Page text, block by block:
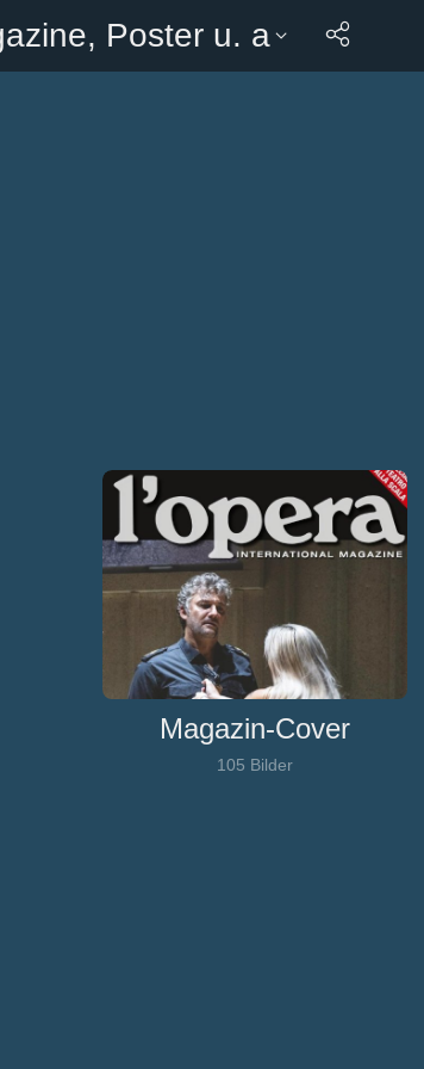
Poster u. a
Magazin-Cover
105 Bilder